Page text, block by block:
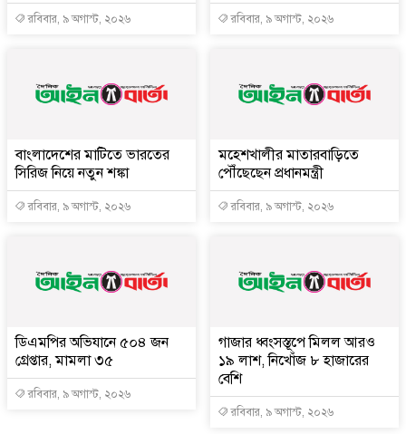
রবিবার, ৯ অগাস্ট, ২০২৬ রবিবার, ৯ অগাস্ট, ২০২৬
বাংলাদেশের মাটিতে ভারতের
সিরিজ নিয়ে নতুন শঙ্কা
রবিবার, ৯ অগাস্ট, ২০২৬
মহেশখালীর মাতারবাড়িতে
পৌঁছেছেন প্রধানমন্ত্রী
রবিবার, ৯ অগাস্ট, ২০২৬
ডিএমপির অভিযানে ৫০৪ জন
গ্রেপ্তার, মামলা ৩৫
রবিবার, ৯ অগাস্ট, ২০২৬
গাজার ধ্বংসস্তূপে মিলল আরও
১৯ লাশ, নিখোঁজ ৮ হাজারের
বেশি
রবিবার, ৯ অগাস্ট, ২০২৬